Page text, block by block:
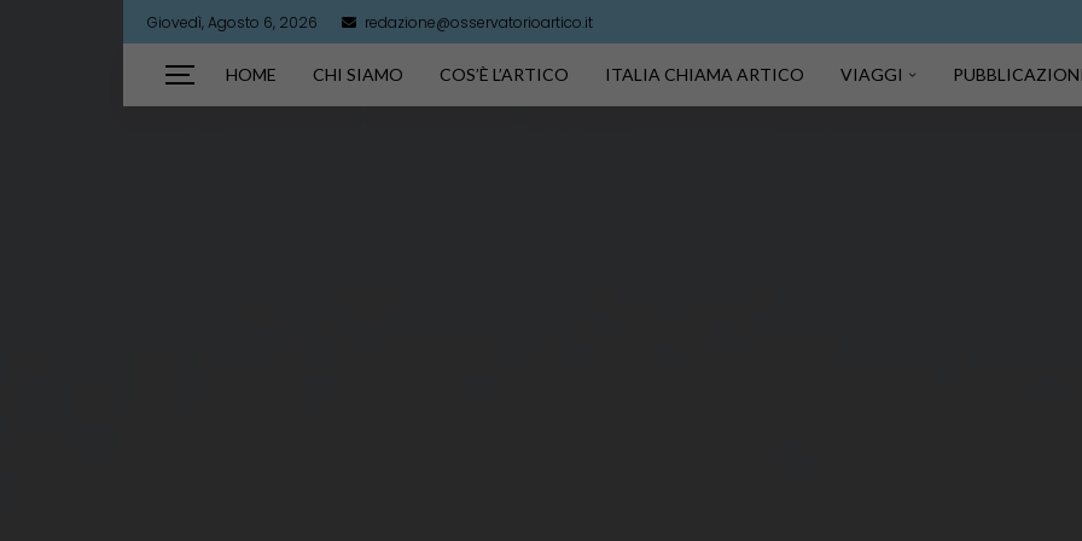
Giovedì, Agosto 6, 2026 redazione@osservatorioartico.it
HOME CHI SIAMO COS’È L’ARTICO ITALIA CHIAMA ARTICO VIAGGI PUBBLICAZIONI